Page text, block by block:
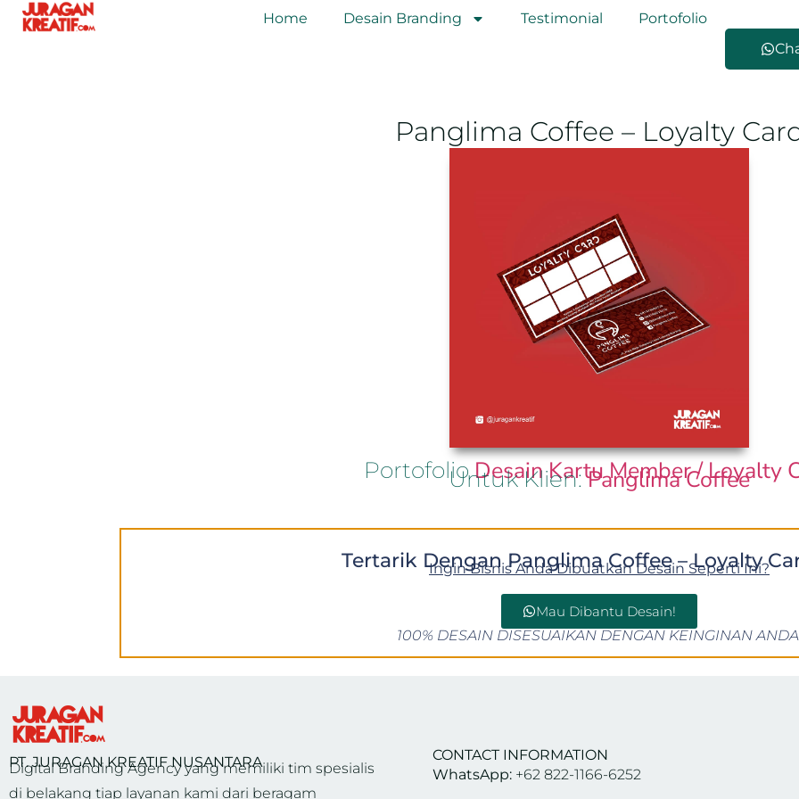
Home Desain Branding Testimonial
Portofolio
Panglima Coffee – Loyalty
PortofolioDesain Kartu Member / Loyalty
Untuk Klien:Panglima Coffee
Tertarik Dengan Panglima Coffee – Loyalty
Ingin Bisnis Anda Dibuatkan Desain Seperti Ini?
Mau Dibantu Desain!
100% DESAIN DISESUAIKAN DENGAN KEINGINAN
PT. JURAGAN KREATIF NUSANTARA
Digital Branding Agency yang memiliki tim spesialis
di belakang tiap layanan kami dari beragam
CONTACT INFORMATION
WhatsApp: +62 822-1166-6252